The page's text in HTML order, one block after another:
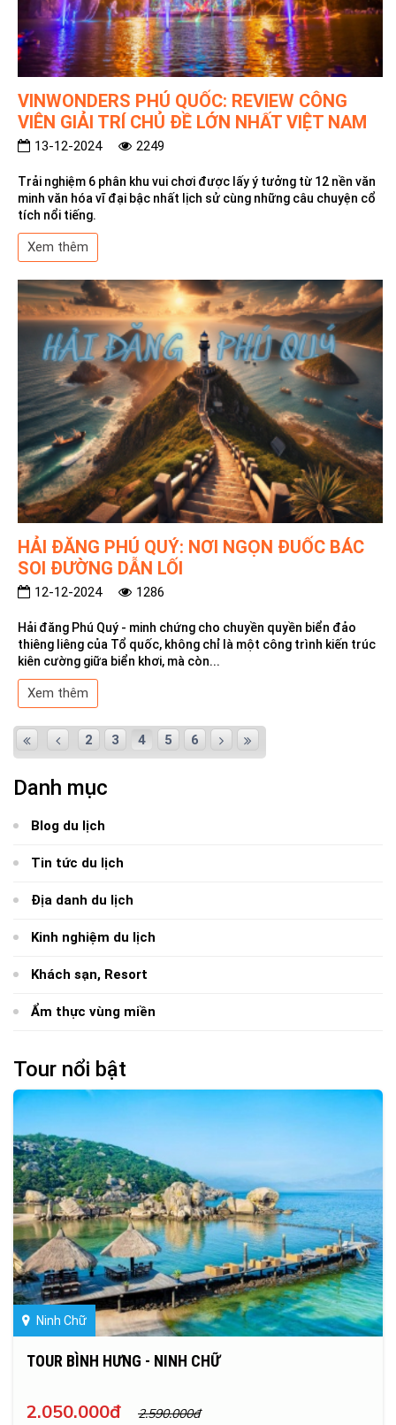
Danh mục
Blog du lịch
Tin tức du lịch
Địa danh du lịch
Kinh nghiệm du lịch
Khách sạn, Resort
Ẩm thực vùng miền
Tour nổi bật
Ninh Chữ
TOUR BÌNH HƯNG - NINH CHỮ
2.050.000đ
2.590.000đ
VINWONDERS PHÚ QUỐC: REVIEW CÔNG
VIÊN GIẢI TRÍ CHỦ ĐỀ LỚN NHẤT VIỆT NAM
13-12-2024 2249
Trải nghiệm 6 phân khu vui chơi được lấy ý tưởng từ 12 nền văn
minh văn hóa vĩ đại bậc nhất lịch sử cùng những câu chuyện cổ
tích nổi tiếng.
Xem thêm
HẢI ĐĂNG PHÚ QUÝ: NƠI NGỌN ĐUỐC BÁC
SOI ĐƯỜNG DẪN LỐI
12-12-2024 1286
Hải đăng Phú Quý - minh chứng cho chuyền quyền biển đảo
thiêng liêng của Tổ quốc, không chỉ là một công trình kiến trúc
kiên cường giữa biển khơi, mà còn...
Xem thêm
2 3 4 5 6